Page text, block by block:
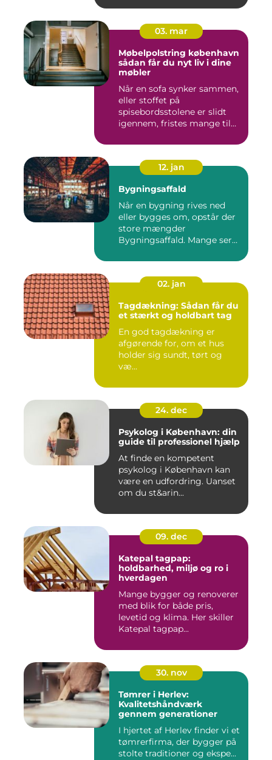
03. mar
Møbelpolstring københavn
sådan får du nyt liv i dine
møbler
Når en sofa synker sammen,
eller stoffet på
spisebordsstolene er slidt
igennem, fristes mange til
12. jan
Bygningsaffald
Når en bygning rives ned
eller bygges om, opstår der
store mængder
Bygningsaffald. Mange ser
02. jan
Tagdækning: Sådan får du
et stærkt og holdbart tag
En god tagdækning er
afgørende for, om et hus
holder sig sundt, tørt og
væ...
24. dec
Psykolog i København: din
guide til professionel hjælp
At finde en kompetent
psykolog i København kan
være en udfordring. Uanset
om du st&arin...
09. dec
Katepal tagpap:
holdbarhed, miljø og ro i
hverdagen
Mange bygger og renoverer
med blik for både pris,
levetid og klima. Her skiller
Katepal tagpap...
30. nov
Tømrer i Herlev:
Kvalitetshåndværk
gennem generationer
I hjertet af Herlev finder vi et
tømrerfirma, der bygger på
stolte traditioner og ekspe...